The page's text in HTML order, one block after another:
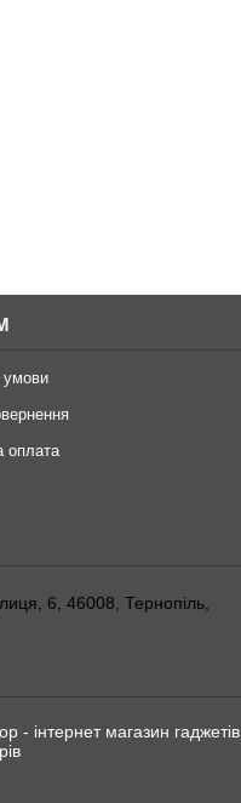
умови
оплата
6, 46008, Тернопіль,
- інтернет магазин гаджетів